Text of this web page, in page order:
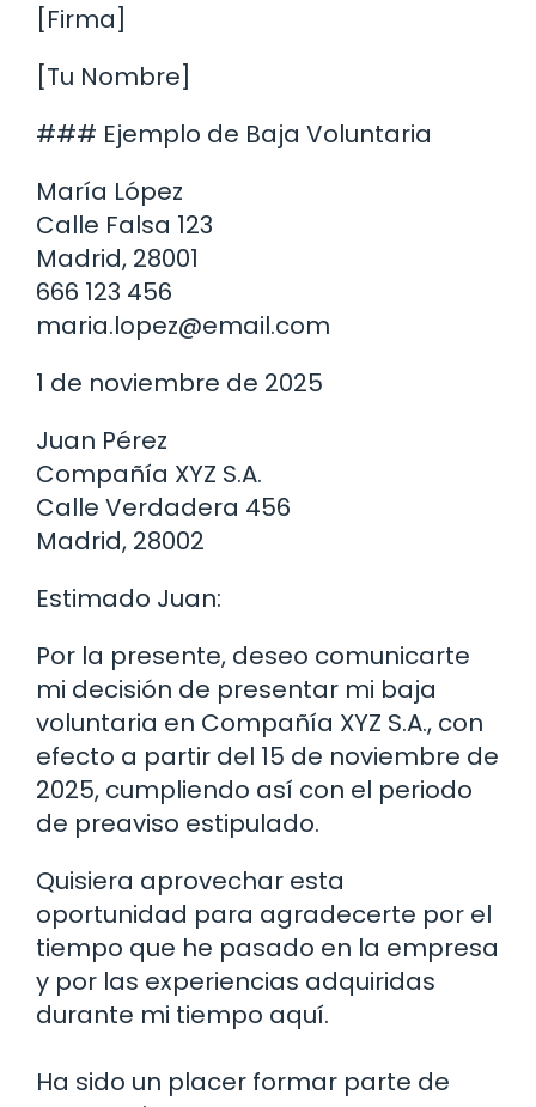
[Firma]
[Tu Nombre]
### Ejemplo de Baja Voluntaria
María López
Calle Falsa 123
Madrid, 28001
666 123 456
maria.lopez@email.com
1 de noviembre de 2025
Juan Pérez
Compañía XYZ S.A.
Calle Verdadera 456
Madrid, 28002
Estimado Juan:
Por la presente, deseo comunicarte
mi decisión de presentar mi baja
voluntaria en Compañía XYZ S.A., con
efecto a partir del 15 de noviembre de
2025, cumpliendo así con el periodo
de preaviso estipulado.
Quisiera aprovechar esta
oportunidad para agradecerte por el
tiempo que he pasado en la empresa
y por las experiencias adquiridas
durante mi tiempo aquí.
Ha sido un placer formar parte de